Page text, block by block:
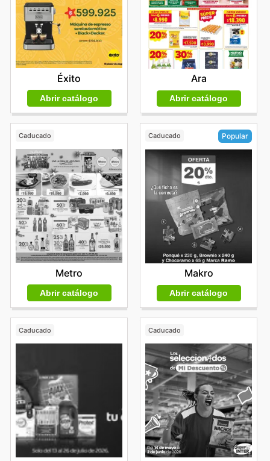
Éxito
Abrir catálogo
Ara
Abrir catálogo
Caducado
Metro
Abrir catálogo
Caducado Popular
Makro
Abrir catálogo
Caducado Caducado